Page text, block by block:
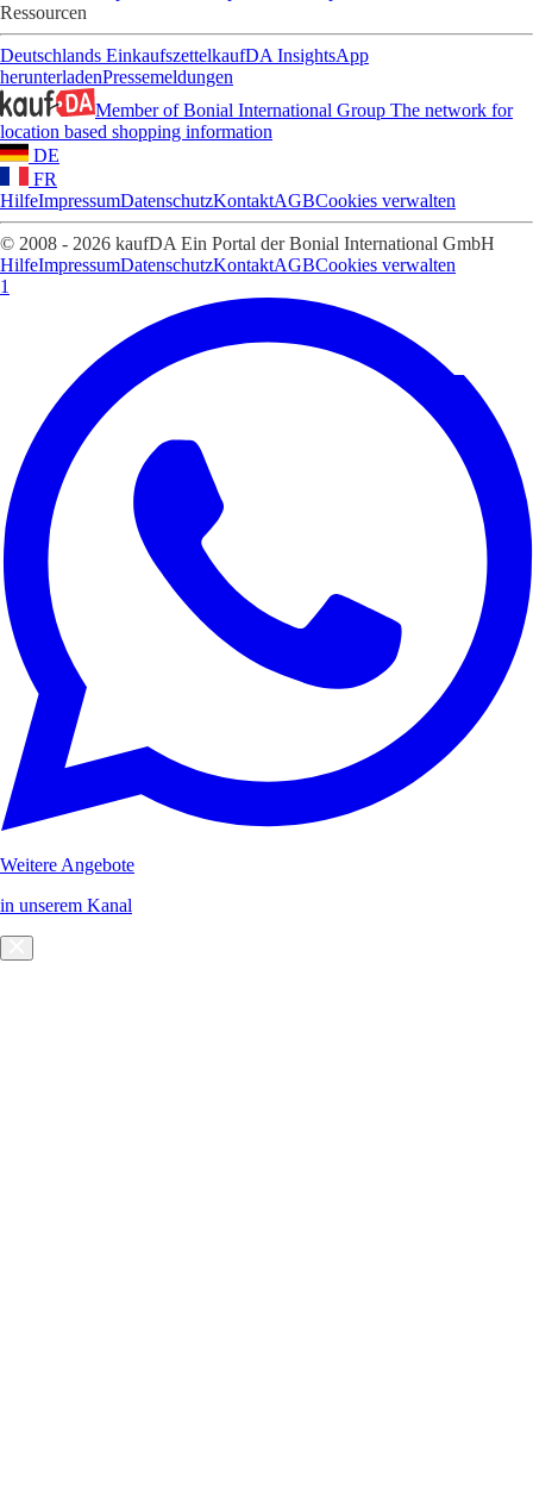
Ressourcen
Deutschlands EinkaufszettelkaufDA InsightsApp
herunterladenPressemeldungen
Member of Bonial International Group The network for
location based shopping information
DE
FR
HilfeImpressumDatenschutzKontaktAGBCookies verwalten
© 2008 - 2026 kaufDA Ein Portal der Bonial International GmbH
HilfeImpressumDatenschutzKontaktAGBCookies verwalten
1
Weitere Angebote
in unserem Kanal